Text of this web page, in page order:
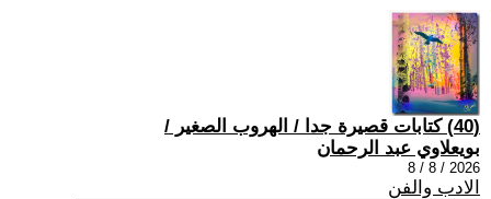
(40) كتابات قصيرة جدا / الهروب الصغير /
بويعلاوي عبد الرحمان
2026 / 8 / 8
الادب والفن